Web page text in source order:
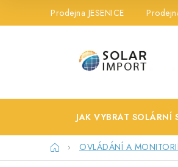
Prodejna JESENICE
JAK VYBRAT SOLÁRNÍ
DomůOVLÁDÁNÍ A